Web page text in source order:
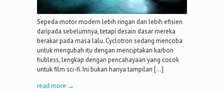
Sepeda motor modern lebih ringan dan lebih efisien
daripada sebelumnya, tetapi desain dasar mereka
berakar pada masa lalu. Cyclotron sedang mencoba
untuk mengubah itu dengan menciptakan karbon
hubless, lengkap dengan pencahayaan yang cocok
untuk film sci-fi. Ini bukan hanya tampilan […]
read more →